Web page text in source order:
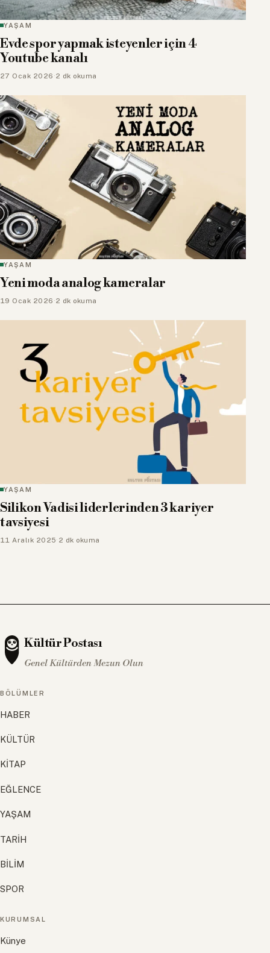
YAŞAM
Evde spor yapmak isteyenler için 4
Youtube kanalı
27 Ocak 2026 ·2 dk okuma
YAŞAM
Yeni moda analog kameralar
19 Ocak 2026 ·2 dk okuma
YAŞAM
Silikon Vadisi liderlerinden 3 kariyer
tavsiyesi
11 Aralık 2025· 2 dk okuma
Kültür Postası
Genel Kültürden Mezun Olun
BÖLÜMLER
HABER
KÜLTÜR
KİTAP
EĞLENCE
YAŞAM
TARİH
BİLİM
SPOR
KURUMSAL
Künye